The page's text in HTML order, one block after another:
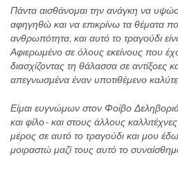
Πάντα αισθάνομαι την ανάγκη να
αφηγηθώ και να επικρίνω τα θέματα
ανθρωπότητα, και αυτό το τραγούδι
Αφιερωμένο σε όλους εκείνους που
διασχίζοντας τη θάλασσα σε αντίξοες
απεγνωσμένα έναν υποτιθέμενο
Είμαι ευγνώμων στον Φοίβο
και φίλο- και στους άλλους
μέρος σε αυτό το τραγούδι και μου
μοιραστώ μαζί τους αυτό το